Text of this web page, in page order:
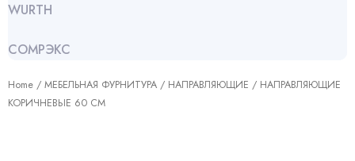
WURTH
СОМРЭКС
Home / МЕБЕЛЬНАЯ ФУРНИТУРА / НАПРАВЛЯЮЩИЕ / НАПРАВЛЯЮЩИЕ
КОРИЧНЕВЫЕ 60 СМ